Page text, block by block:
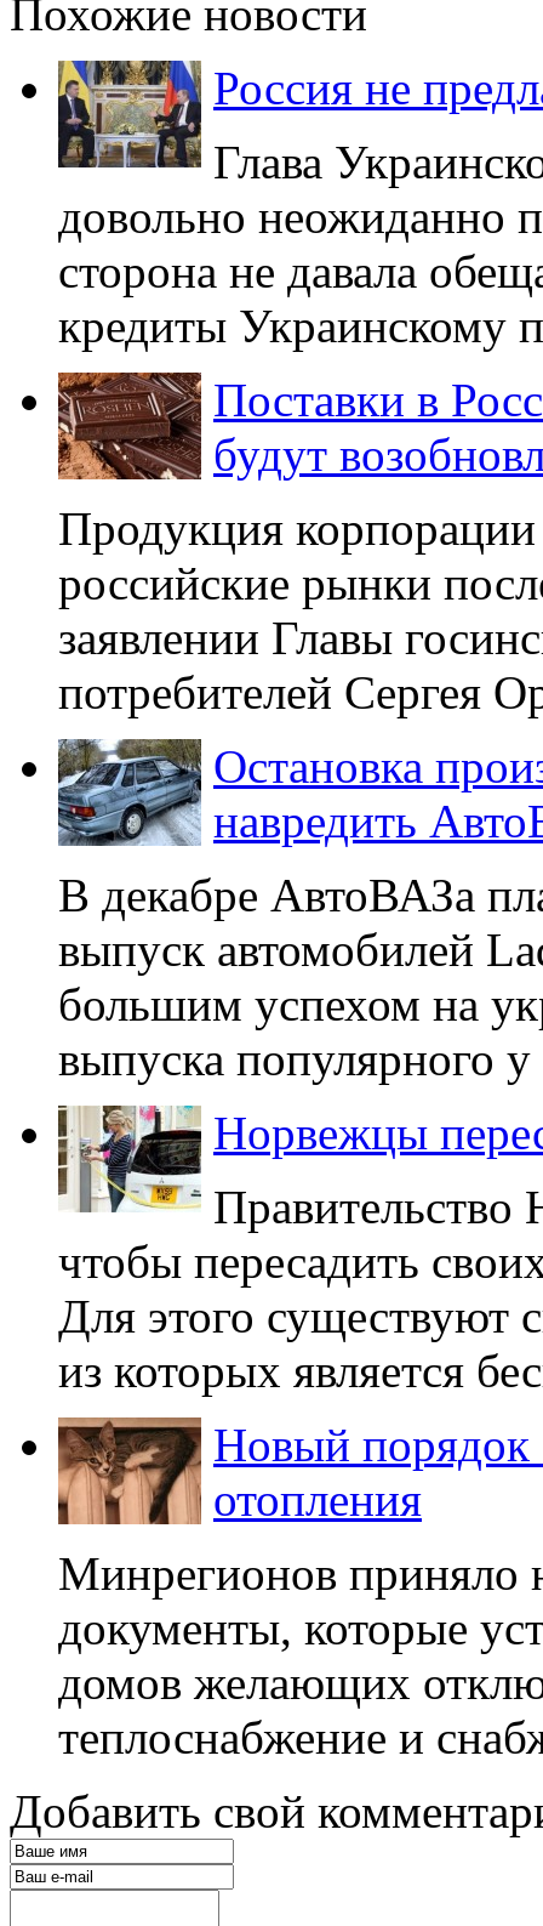
Похожие новости
Россия не
Глава
довольно неожиданно
сторона не давала
кредиты Украинскому
Поставки в
будут
Продукция корпорации
российские рынки
заявлении Главы
потребителей Сергея
Остановка
навредить
В декабре АвтоВАЗа
выпуск автомобилей
большим успехом на
выпуска популярного
Норвежцы
Правительство
чтобы пересадить
Для этого существуют
из которых является
Новый порядок
отопления
Минрегионов приняло
документы, которые
домов желающих
теплоснабжение и
Добавить свой